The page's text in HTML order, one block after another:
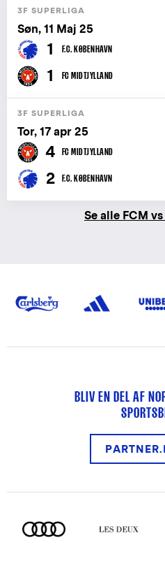
3F SUPERLIGA
Søn, 11 Maj 25
1 F.C. KØBENHAVN
1 FC MIDTJYLLAND
3F SUPERLIGA
Tor, 17 apr 25
4 FC MIDTJYLLAND
2 F.C. KØBENHAVN
Se alle FCM
BLIV EN DEL AF